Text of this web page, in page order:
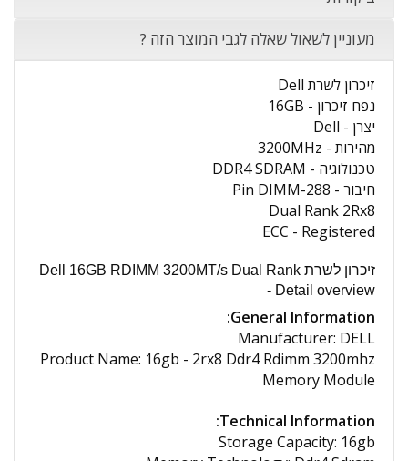
מעוניין לשאול שאלה לגבי המוצר הזה ?
זיכרון לשרת Dell
נפח זיכרון - 16GB
יצרן - Dell
מהירות - 3200MHz
טכנולוגיה - DDR4 SDRAM
חיבור - 288-Pin DIMM
Dual Rank 2Rx8
ECC - Registered
זיכרון לשרת Dell 16GB RDIMM 3200MT/s Dual Rank
- Detail overview
General Information:
Manufacturer: DELL
Product Name: 16gb - 2rx8 Ddr4 Rdimm 3200mhz
Memory Module
Technical Information:
Storage Capacity: 16gb